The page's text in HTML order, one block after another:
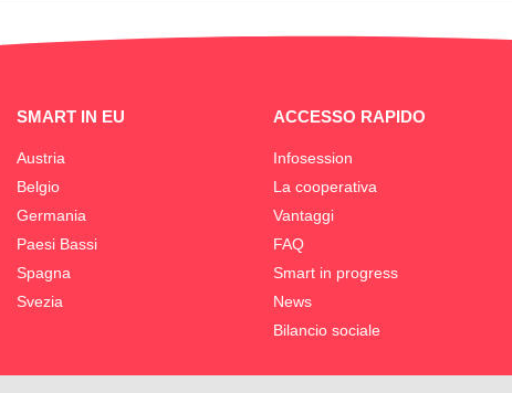
SMART IN EU
Austria
Belgio
Germania
Paesi Bassi
Spagna
Svezia
ACCESSO RAPIDO
Infosession
La cooperativa
Vantaggi
FAQ
Smart in progress
News
Bilancio sociale